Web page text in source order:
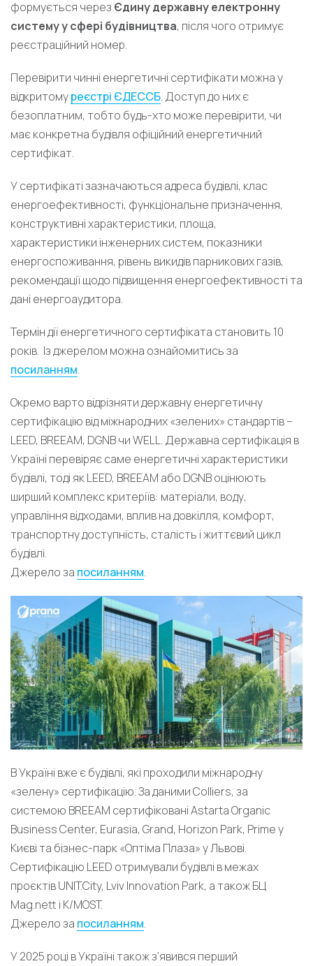
формується через Єдину державну електронну
систему у сфері будівництва, після чого отримує
реєстраційний номер.
Перевірити чинні енергетичні сертифікати можна у
відкритомуреєстрі ЄДЕССБ. Доступ до них є
безоплатним, тобто будь-хто може перевірити, чи
має конкретна будівля офіційний енергетичний
сертифікат.
У сертифікаті зазначаються адреса будівлі, клас
енергоефективності, функціональне призначення,
конструктивні характеристики, площа,
характеристики інженерних систем, показники
енергоспоживання, рівень викидів парникових газів,
рекомендації щодо підвищення енергоефективності та
дані енергоаудитора.
Термін дії енергетичного сертифіката становить 10
років. Із джерелом можна ознайомитись за
посиланням.
Окремо варто відрізняти державну енергетичну
сертифікацію від міжнародних «зелених» стандартів –
LEED, BREEAM, DGNB чи WELL. Державна сертифікація в
Україні перевіряє саме енергетичні характеристики
будівлі, тоді як LEED, BREEAM або DGNB оцінюють
ширший комплекс критеріїв: матеріали, воду,
управління відходами, вплив на довкілля, комфорт,
транспортну доступність, сталість і життєвий цикл
будівлі.
Джерело за посиланням.
В Україні вже є будівлі, які проходили міжнародну
«зелену» сертифікацію. За даними Colliers, за
системою BREEAM сертифіковані Astarta Organic
Business Center, Eurasia, Grand, Horizon Park, Prime у
Києві та бізнес-парк «Оптіма Плаза» у Львові.
Сертифікацію LEED отримували будівлі в межах
проєктів UNIT.City, Lviv Innovation Park, а також БЦ
Mag.nett і K/MOST.
Джерело за посиланням.
У 2025 році в Україні також з’явився перший